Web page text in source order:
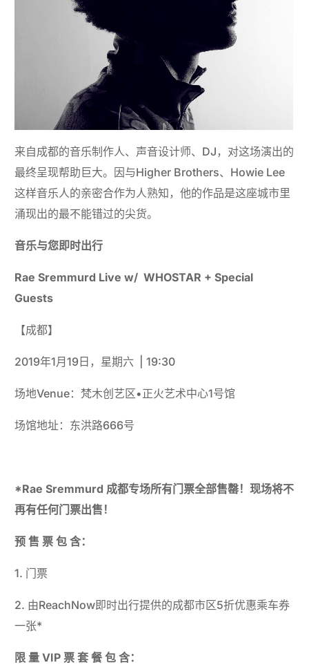
来自成都的音乐制作人、声音设计师、DJ，对这场演出的
最终呈现帮助巨大。因与Higher Brothers、Howie Lee
这样音乐人的亲密合作为人熟知，他的作品是这座城市里
涌现出的最不能错过的尖货。
音乐与您即时出行
Rae Sremmurd Livew/ WHOSTAR + Special
Guests
【成都】
2019年1月19日，星期六 | 19:30
场地Venue：梵木创艺区•正火艺术中心1号馆
场馆地址：东洪路666号
*Rae Sremmurd 成都专场所有门票全部售罄！现场将不
再有任何门票出售！
预 售 票 包 含：
1. 门票
2. 由ReachNow即时出行提供的成都市区5折优惠乘车券
一张*
限 量 VIP 票 套 餐 包 含：